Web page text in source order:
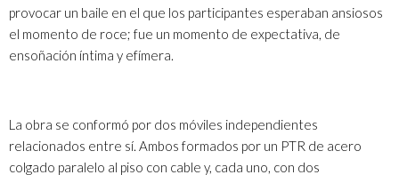
provocar un baile en el que los participantes esperaban ansiosos
el momento de roce; fue un momento de expectativa, de
ensoñación íntima y efímera.
La obra se conformó por dos móviles independientes
relacionados entre sí. Ambos formados por un PTR de acero
colgado paralelo al piso con cable y, cada uno, con dos